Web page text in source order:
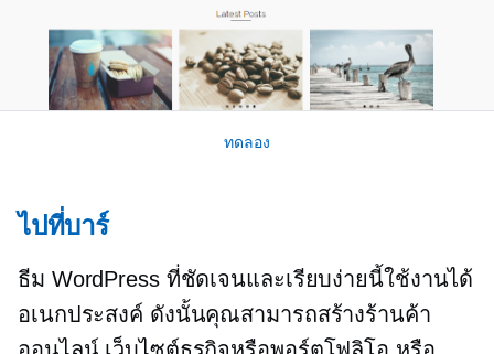
ทดลอง
ไปที่บาร์
ธีม WordPress ที่ชัดเจนและเรียบง่ายนี้ใช้งานได้
อเนกประสงค์ ดังนั้นคุณสามารถสร้างร้านค้า